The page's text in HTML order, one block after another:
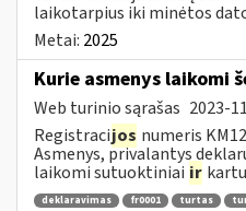
laikotarpius iki minėtos
Metai: 2025
Kurie asmenys laikomi
Web turinio sąrašas 2023-
Registracijos numeris
Asmenys, privalantys
laikomi sutuoktiniai ir
deklaravimas fr0001 turtas